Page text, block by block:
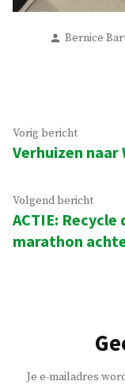
Geplaatst
Bernice
Bericht
navigatie
Vorig berichtVorig
bericht:
Verhuizen
Volgend bericht
ACTIE:
marathon
Je e-mailadres